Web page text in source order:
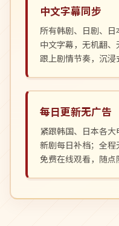
中文字幕同步
所有韩剧、日剧、
中文字幕，无机翻
跟上剧情节奏，沉浸
每日更新无广告
紧跟韩国、日本各大
新剧每日补档；全
免费在线观看，随点